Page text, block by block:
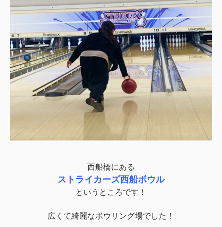
西船橋にある
ストライカーズ西船ボウル
というところです！
広くて綺麗なボウリング場でした！